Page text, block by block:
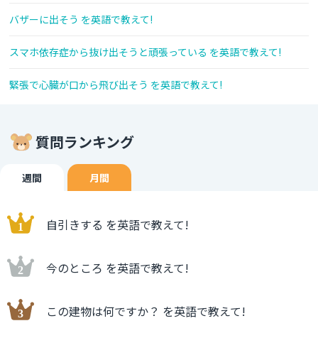
バザーに出そう を英語で教えて!
スマホ依存症から抜け出そうと頑張っている を英語で教えて!
緊張で心臓が口から飛び出そう を英語で教えて!
質問ランキング
週間 月間
自引きする を英語で教えて!
今のところ を英語で教えて!
この建物は何ですか？ を英語で教えて!